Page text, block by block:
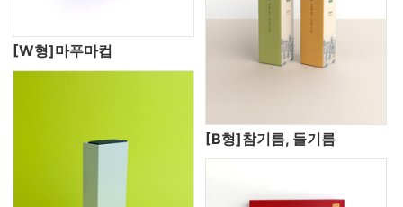
[W형]마푸마컵
[B형]참기름, 들기름